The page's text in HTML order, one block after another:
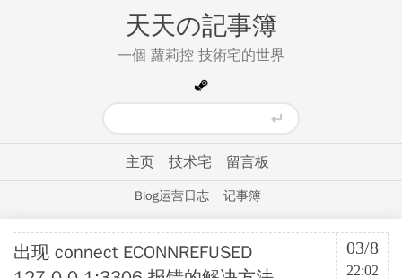
天天の記事簿
一個 蘿莉控 技術宅的世界
主页 技术宅 留言板
Blog运营日志 记事簿
03/8
22:02
出现 connect ECONNREFUSED